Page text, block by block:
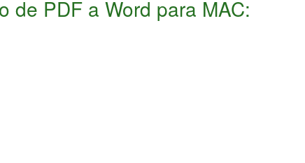
de PDF a Word para MAC: